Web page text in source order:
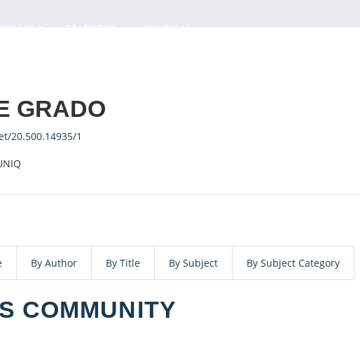
GRADO
20.500.14935/1
By Author By Title By Subject By Subject Category
COMMUNITY